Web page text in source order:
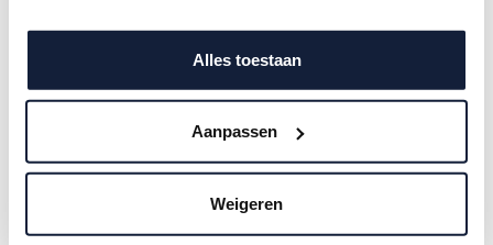
Alles toestaan
Aanpassen
Weigeren
Aerosleep | Matras Sleep Safe
Pack Evolution 75x95cm